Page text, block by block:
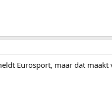
Eurosport, maar dat maakt